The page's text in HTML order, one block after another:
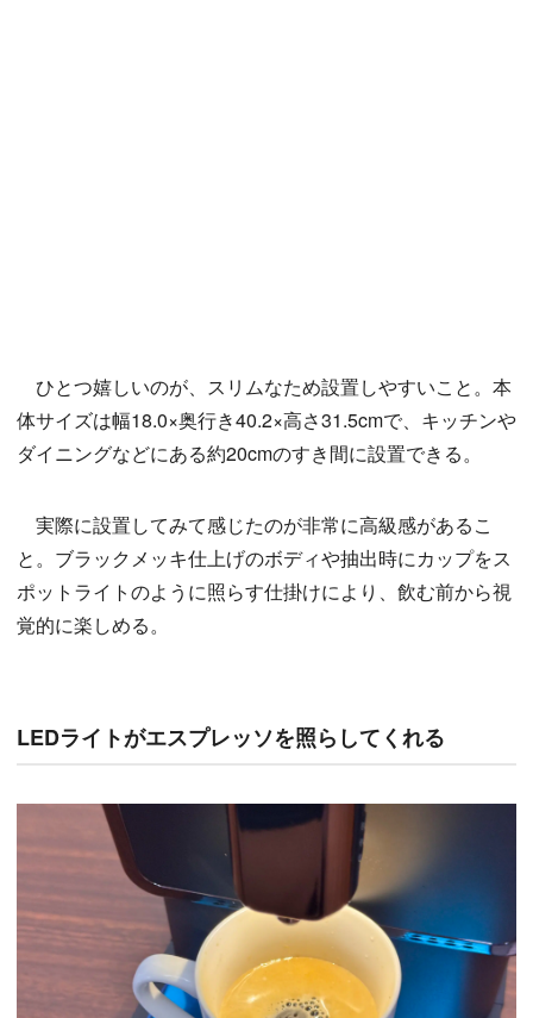
ひとつ嬉しいのが、スリムなため設置しやすいこと。本
体サイズは幅18.0×奥行き40.2×高さ31.5cmで、キッチンや
ダイニングなどにある約20cmのすき間に設置できる。
実際に設置してみて感じたのが非常に高級感があるこ
と。ブラックメッキ仕上げのボディや抽出時にカップをス
ポットライトのように照らす仕掛けにより、飲む前から視
覚的に楽しめる。
LEDライトがエスプレッソを照らしてくれる